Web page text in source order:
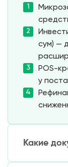
сум) —
POS-
у
Какие